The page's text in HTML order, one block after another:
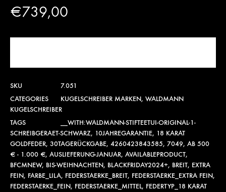
€739,00
SKU
7.051
CATEGORIES
KUGELSCHREIBER MARKEN, WALDMANN
KUGELSCHREIBER
TAGS
__WITH:WALDMANN-STIFTEETUI-ORIGINAL-1-
SCHREIBGERAET-SCHWARZ, 10JAHREGARANTIE, 18 KARAT
GOLDFEDER, 30TAGERÜCKGABE, 4260423843585, 7049, AB 500
€ - 1.000 €, AUSLIEFERUNG-JANUAR, AVAILABLEPRODUCT,
BFCMNEW, BIS-WEIHNACHTEN, BLACKFRIDAY2024+, BREIT, EXTRA
FEIN, FARBE_LILA, FEDERSTAERKE_BREIT, FEDERSTAERKE_EXTRA FEIN,
FEDERSTAERKE_FEIN, FEDERSTAERKE_MITTEL, FEDERTYP_18 KARAT